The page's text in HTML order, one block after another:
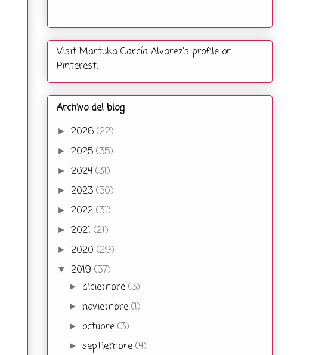
Visit Martuka García Alvarez's profile on
Pinterest.
Archivo del blog
► 2026 (22)
► 2025 (35)
► 2024 (31)
► 2023 (30)
► 2022 (31)
► 2021 (21)
► 2020 (29)
▼ 2019 (37)
► diciembre(3)
►noviembre(1)
► octubre(3)
►septiembre(4)